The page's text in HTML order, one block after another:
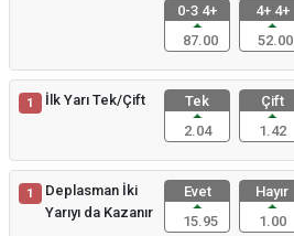
0-3 4+
87.00
4+ 4+
52.00
1 İlk Yarı Tek/Çift
Tek
2.04
Çift
1.42
1
Deplasman İki
Yarıyı da Kazanır
Evet
15.95
Hayır
1.00